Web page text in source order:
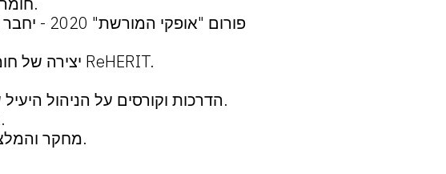
פורום
יצירה של חומרים תמטיים שימושיים ומילוי על ידם את פורטל המורשת התרבות של ReHERIT.
הדרכות וקורסים על הניהול היעיל של המורשת המקומית עבור ערים ועיירות מ-10 האזורים של אוקראינה.
אסטרטגיה לפיתוח התיירות והתשתית הגלובלית של עלייה לרגל באומן.
מחקר והמלצות בנושא הקיימות הכלכלית והניהול האחראי של המורשת התרבותית.